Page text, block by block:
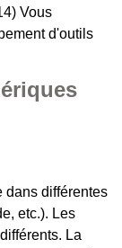
Vous
d'outils
dans différentes
etc.). Les
La